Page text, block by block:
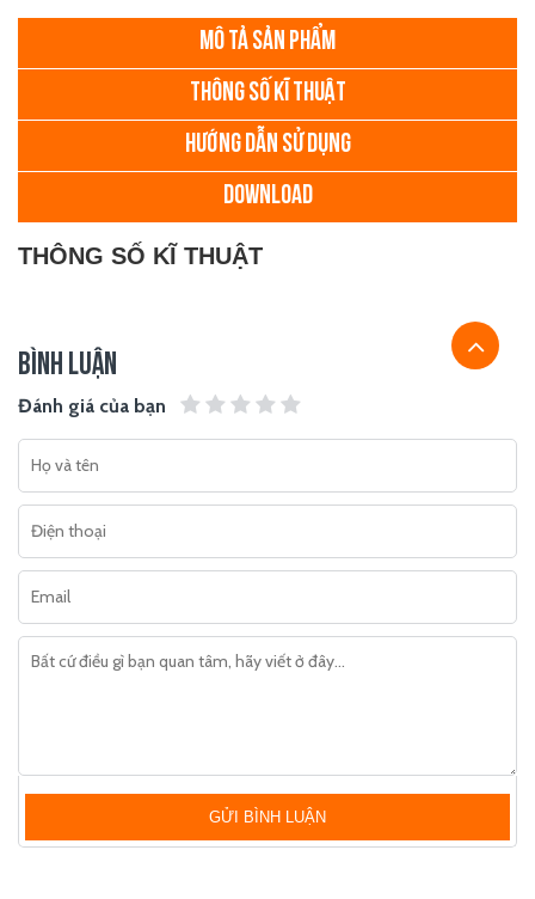
MÔ TẢ SẢN PHẨM
THÔNG SỐ KĨ THUẬT
HƯỚNG DẪN SỬ DỤNG
DOWNLOAD
THÔNG SỐ KĨ THUẬT
BÌNH LUẬN
Đánh giá của bạn
GỬI BÌNH LUẬN